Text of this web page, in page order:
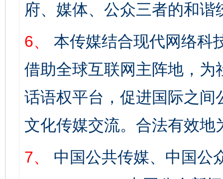
府、媒体、公众三者的和谐
6、
本传媒结合现代网络科
借助全球互联网主阵地，
话语权平台，促进国际之
文化传媒交流。合法有效地
7、
中国公共传媒、中国公